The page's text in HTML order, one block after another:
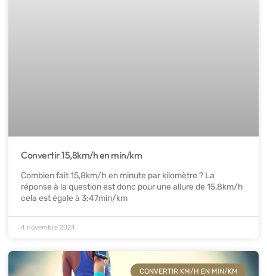
Convertir 15,8km/h en min/km
Combien fait 15,8km/h en minute par kilomètre ? La
réponse à la question est donc pour une allure de 15,8km/h
cela est égale à 3:47min/km
4 novembre 2024
CONVERTIR KM/H EN MIN/KM